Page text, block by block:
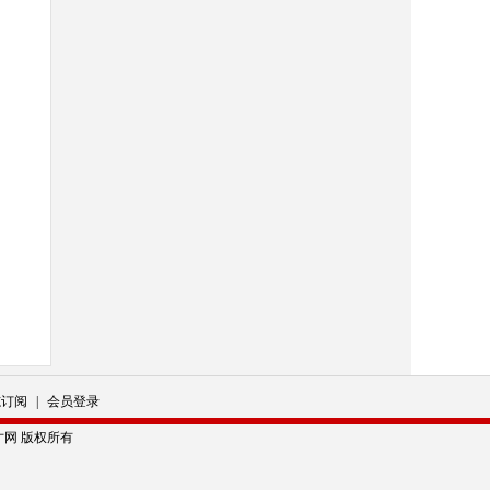
阅 会员登录
网 版权所有